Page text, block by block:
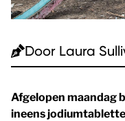
Door Laura
Afgelopen maandag
ineens